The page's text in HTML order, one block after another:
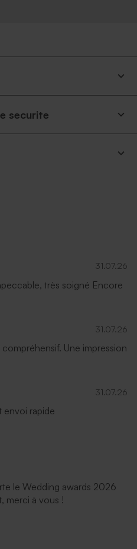
securite
31.07.26
très soigné Encore
31.07.26
Une impression
31.07.26
envoi rapide
le Wedding awards 2026
merci à vous !